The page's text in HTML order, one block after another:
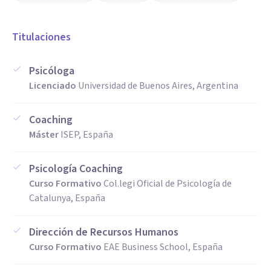
Titulaciones
Psicóloga
Licenciado Universidad de Buenos Aires, Argentina
Coaching
MásterISEP, España
Psicología Coaching
Curso FormativoCol.legi Oficial de Psicología de
Catalunya, España
Dirección de Recursos Humanos
Curso Formativo EAE Business School, España